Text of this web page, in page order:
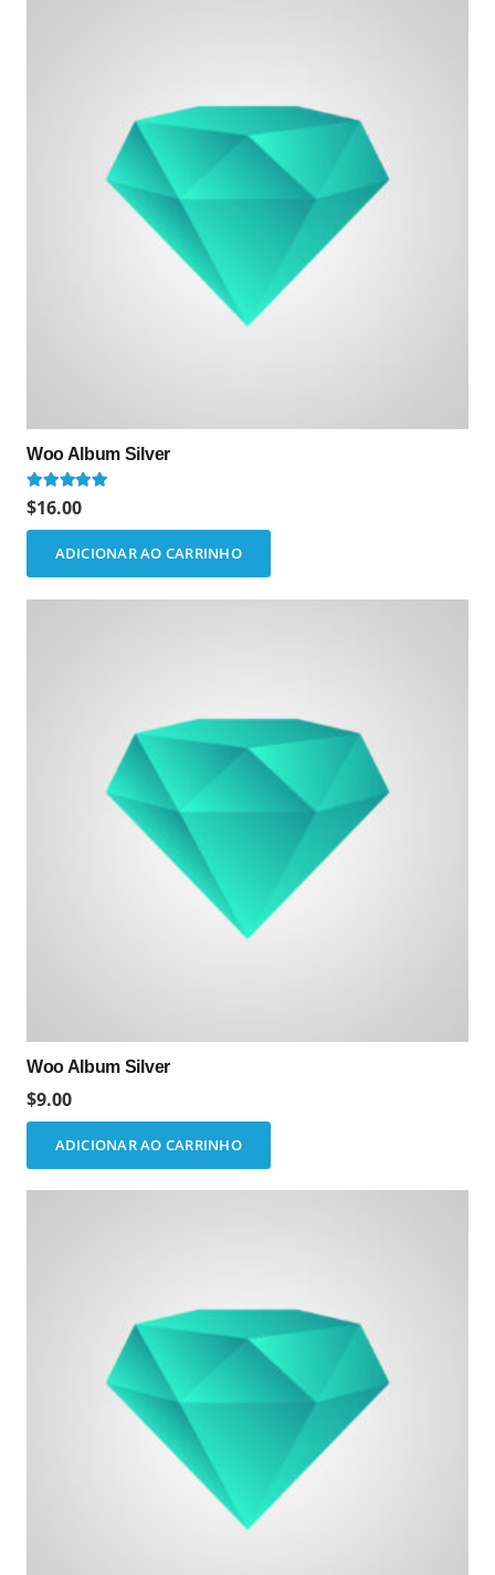
Woo Album Silver
Avaliação
$16.00
ADICIONAR AO CARRINHO
Woo Album Silver
$9.00
ADICIONAR AO CARRINHO